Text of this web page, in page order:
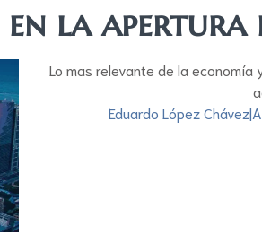
en la
Lo mas relevante de la
Eduardo López Chávez|